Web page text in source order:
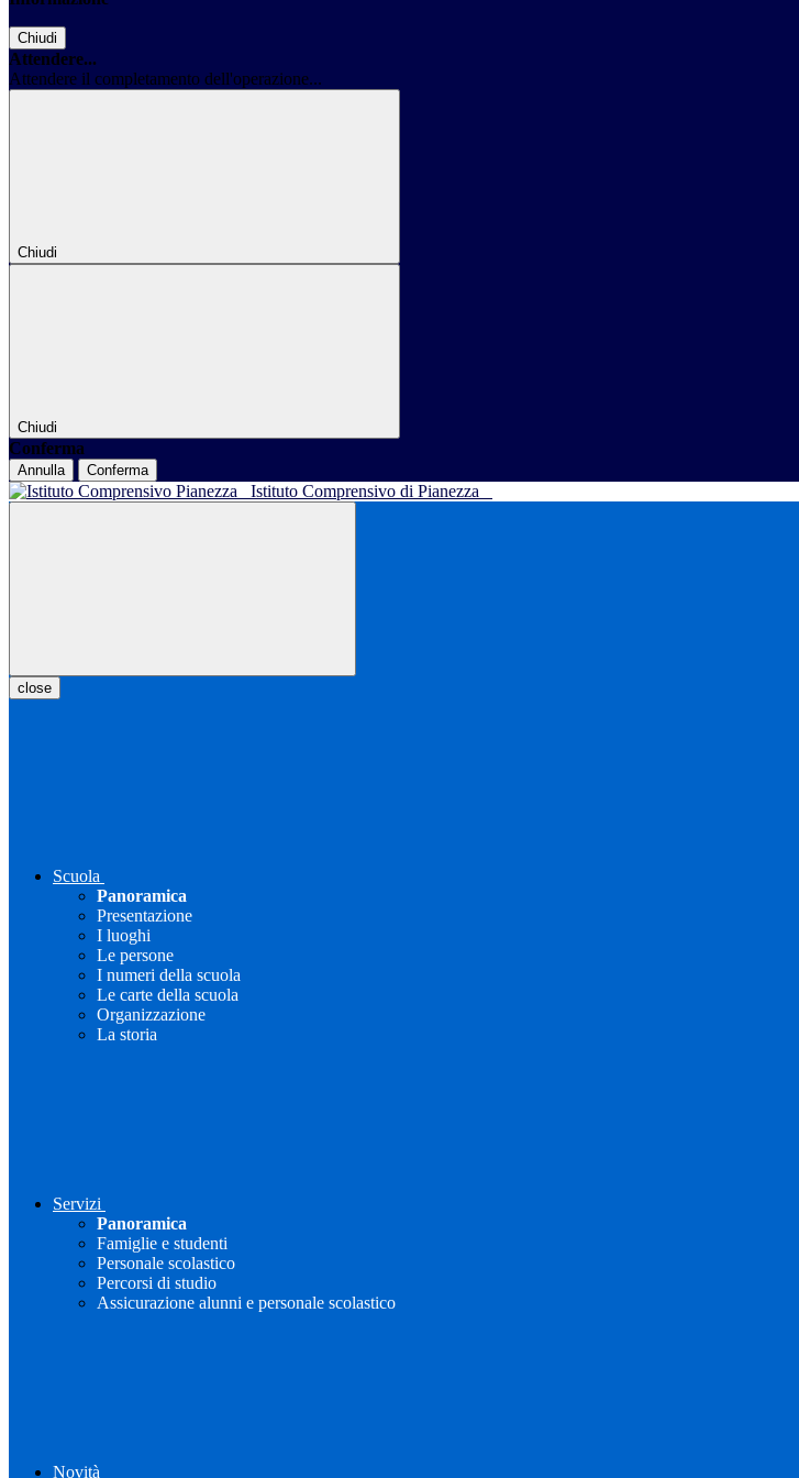
Chiudi
Attendere...
Attendere il completamento dell'operazione...
Chiudi
Chiudi
Conferma
Annulla Conferma
Istituto Comprensivo di Pianezza
close
Scuola
Panoramica
Presentazione
I luoghi
Le persone
I numeri della scuola
Le carte della scuola
Organizzazione
La storia
Servizi
Panoramica
Famiglie e studenti
Personale scolastico
Percorsi di studio
Assicurazione alunni e personale scolastico
Novità